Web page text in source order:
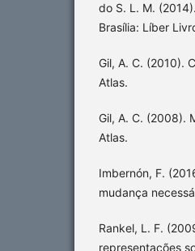
do S. L. M.
Brasília: Líber
Gil, A. C. (2010).
Atlas.
Gil, A. C. (2008).
Atlas.
Imbernón, F.
mudança
Rankel, L. F.
representações